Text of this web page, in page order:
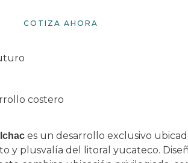
COTIZA AHORA
costero
es un desarrollo exclusivo
y plusvalía del litoral yucateco.